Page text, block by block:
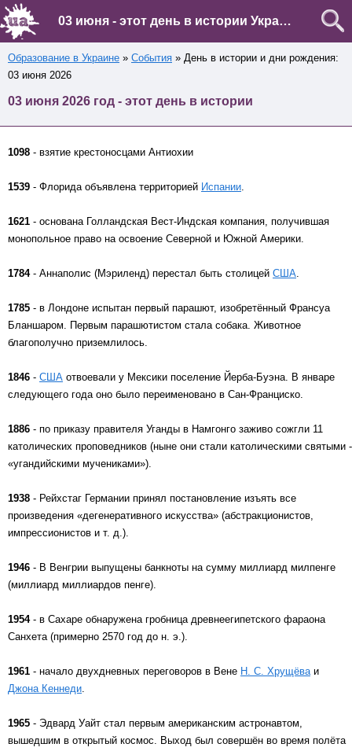
03 июня - этот день в истории Украины и мира
Образование в Украине » События » День в истории и дни рождения:
03 июня 2026
03 июня 2026 год - этот день в истории
1098 - взятие крестоносцами Антиохии
1539 - Флорида объявлена территорией Испании.
1621 - основана Голландская Вест-Индская компания, получившая
монопольное право на освоение Северной и Южной Америки.
1784- Аннаполис (Мэриленд) перестал быть столицей США.
1785 - в Лондоне испытан первый парашют, изобретённый Франсуа
Бланшаром. Первым парашютистом стала собака. Животное
благополучно приземлилось.
1846 - США отвоевали у Мексики поселение Йерба-Буэна. В январе
следующего года оно было переименовано в Сан-Франциско.
1886 - по приказу правителя Уганды в Намгонго заживо сожгли 11
католических проповедников (ныне они стали католическими святыми -
«угандийскими мучениками»).
1938 - Рейхстаг Германии принял постановление изъять все
произведения «дегенеративного искусства» (абстракционистов,
импрессионистов и т. д.).
1946 - В Венгрии выпущены банкноты на сумму миллиард милпенге
(миллиард миллиардов пенге).
1954- в Сахаре обнаружена гробница древнеегипетского фараона
Санхета (примерно 2570 год до н. э.).
1961 - начало двухдневных переговоров в Вене Н. С. Хрущёваи
Джона Кеннеди.
1965 - Эдвард Уайт стал первым американским астронавтом,
вышедшим в открытый космос. Выход был совершён во время полёта